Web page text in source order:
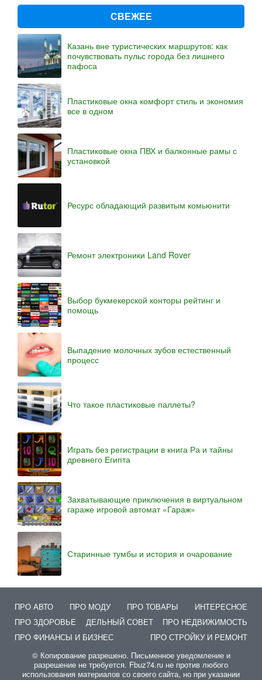
СВЕЖЕЕ
Казань вне туристических маршрутов: как
почувствовать пульс города без лишнего
пафоса
Пластиковые окна комфорт стиль и экономия
все в одном
Пластиковые окна ПВХ и балконные рамы с
установкой
Ресурс обладающий развитым комьюнити
Ремонт электроники Land Rover
Выбор букмекерской конторы рейтинг и
помощь
Выпадение молочных зубов естественный
процесс
Что такое пластиковые паллеты?
Играть без регистрации в книга Ра и тайны
древнего Египта
Захватывающие приключения в виртуальном
гараже игровой автомат «Гараж»
Старинные тумбы и история и очарование
ПРО АВТО ПРО МОДУ ПРО ТОВАРЫ
ИНТЕРЕСНОЕ
ПРО ЗДОРОВЬЕ
ДЕЛЬНЫЙ СОВЕТ
ПРО НЕДВИЖИМОСТЬ
ПРО ФИНАНСЫ И БИЗНЕС
ПРО СТРОЙКУ И РЕМОНТ
© Копирование разрешено. Письменное уведомление и
разрешение не требуется. Fbuz74.ru не против любого
использования материалов со своего сайта, но при указании